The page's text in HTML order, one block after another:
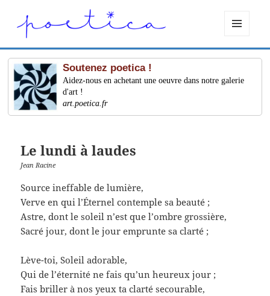
ET
WIDGETS
Soutenez poetica !
Aidez-nous en achetant une oeuvre dans notre galerie
d'art !
art.poetica.fr
Le lundi à laudes
Jean Racine
Source ineffable de lumière,
Verve en qui l’Éternel contemple sa beauté ;
Astre, dont le soleil n’est que l’ombre grossière,
Sacré jour, dont le jour emprunte sa clarté ;
Lève-toi, Soleil adorable,
Qui de l’éternité ne fais qu’un heureux jour ;
Fais briller à nos yeux ta clarté secourable,